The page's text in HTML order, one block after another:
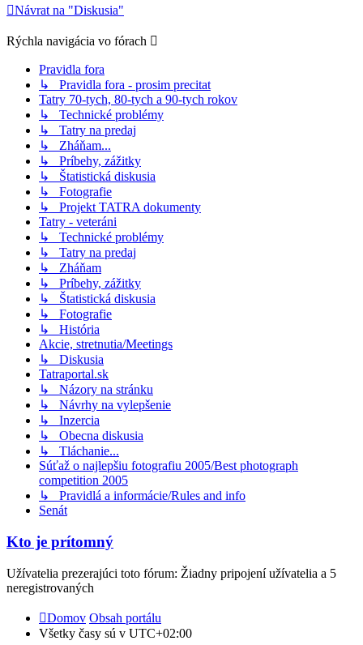
Návrat na "Diskusia"
Rýchla navigácia vo fórach
Pravidla fora
↳ Pravidla fora - prosim precitat
Tatry 70-tych, 80-tych a 90-tych rokov
↳ Technické problémy
↳ Tatry na predaj
↳ Zháňam...
↳ Príbehy, zážitky
↳ Štatistická diskusia
↳ Fotografie
↳ Projekt TATRA dokumenty
Tatry - veteráni
↳ Technické problémy
↳ Tatry na predaj
↳ Zháňam
↳ Príbehy, zážitky
↳ Štatistická diskusia
↳ Fotografie
↳ História
Akcie, stretnutia/Meetings
↳ Diskusia
Tatraportal.sk
↳ Názory na stránku
↳ Návrhy na vylepšenie
↳ Inzercia
↳ Obecna diskusia
↳ Tláchanie...
Súťaž o najlepšiu fotografiu 2005/Best photograph
competition 2005
↳ Pravidlá a informácie/Rules and info
Senát
Kto je prítomný
Užívatelia prezerajúci toto fórum: Žiadny pripojení užívatelia a 5
neregistrovaných
Domov Obsah portálu
Všetky časy sú v UTC+02:00